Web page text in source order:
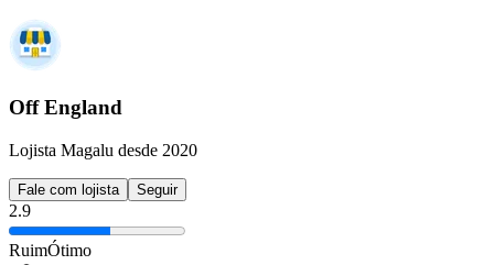
Off England
Lojista Magalu desde 2020
Fale com lojista Seguir
2.9
RuimÓtimo